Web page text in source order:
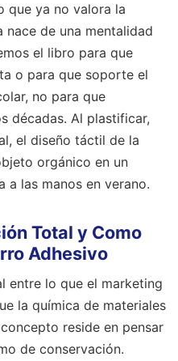
que ya no valora la
de una mentalidad
el libro para que
o para que soporte el
no para que
décadas. Al plastificar,
el diseño táctil de la
orgánico en un
a las manos en verano.
Total y Como
Adhesivo
entre lo que el marketing
la química de materiales
reside en pensar
de conservación.